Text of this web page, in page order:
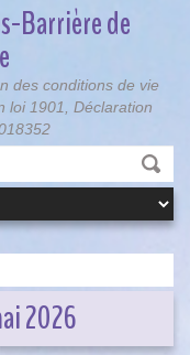
Barrière de
des conditions de vie
loi 1901, Déclaration
2026